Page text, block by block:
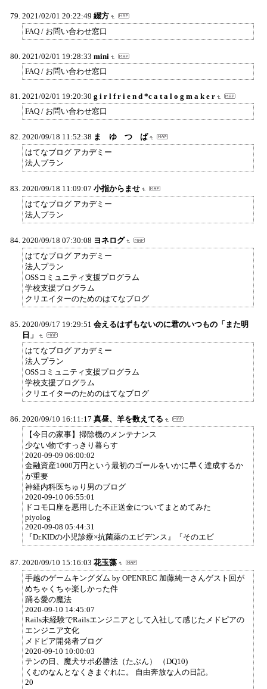
2021/02/01 20:22:49 綴方
FAQ / お問い合わせ窓口
2021/02/01 19:28:33 mini
FAQ / お問い合わせ窓口
2021/02/01 19:20:30 g i r l f r i e n d *c a t a l o g m a k e r
FAQ / お問い合わせ窓口
2020/09/18 11:52:38 ま ゆ つ ば
はてなブログ アカデミー
法人プラン
2020/09/18 11:09:07 小指からませ
はてなブログ アカデミー
法人プラン
2020/09/18 07:30:08 ヨネログ
はてなブログ アカデミー
法人プラン
OSSコミュニティ支援プログラム
学校支援プログラム
クリエイターのためのはてなブログ
2020/09/17 19:29:51 会えるはずもないのに君のいつもの「また明
日」
はてなブログ アカデミー
法人プラン
OSSコミュニティ支援プログラム
学校支援プログラム
クリエイターのためのはてなブログ
2020/09/10 16:11:17 真昼、羊を数えてる
【今日の家事】掃除機のメンテナンス
少ない物ですっきり暮らす
2020-09-09 06:00:02
金融資産1000万円という最初のゴールをいかに早く達成するか
が重要
神経内科医ちゅり男のブログ
2020-09-10 06:55:01
ドコモ口座を悪用した不正送金についてまとめてみた
piyolog
2020-09-08 05:44:31
『Dr.KIDの小児診療×抗菌薬のエビデンス』『そのエビ
2020/09/10 15:16:03 花玉藻
手越のゲームキングダム by OPENREC 加藤純一さんゲスト回が
めちゃくちゃ楽しかった件
踊る愛の魔法
2020-09-10 14:45:07
Rails未経験でRailsエンジニアとして入社して感じたメドピアの
エンジニア文化
メドピア開発者ブログ
2020-09-10 10:00:03
テンの日、魔犬サポ必勝法（たぶん） （DQ10)
くむのなんとなくきまぐれに。 自由奔放な人の日記。
20